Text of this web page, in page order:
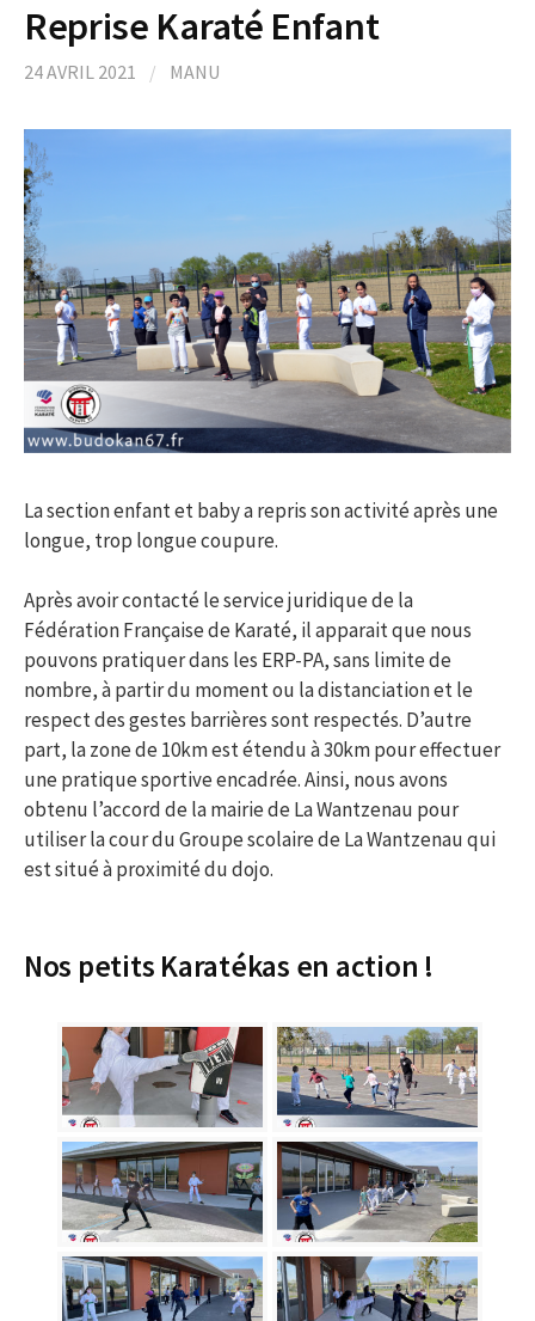
Reprise Karaté Enfant
24 AVRIL 2021 / MANU
La section enfant et baby a repris son activité après une
longue, trop longue coupure.
Après avoir contacté le service juridique de la
Fédération Française de Karaté, il apparait que nous
pouvons pratiquer dans les ERP-PA, sans limite de
nombre, à partir du moment ou la distanciation et le
respect des gestes barrières sont respectés. D’autre
part, la zone de 10km est étendu à 30km pour effectuer
une pratique sportive encadrée. Ainsi, nous avons
obtenu l’accord de la mairie de La Wantzenau pour
utiliser la cour du Groupe scolaire de La Wantzenau qui
est situé à proximité du dojo.
Nos petits Karatékas en action !